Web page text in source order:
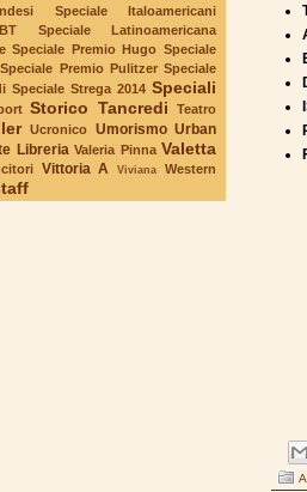
Speciale Italoamericani
Speciale Latinoamericana
Speciale Premio Hugo Speciale
Speciale Premio Pulitzer Speciale
Speciale Strega 2014 Speciali
Storico Tancredi
Teatro
Ucronico Umorismo Urban
Libreria Valeria Pinna Valetta
Vittoria A Viviana Western